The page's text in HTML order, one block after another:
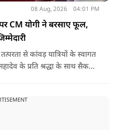
08 Aug, 2026 04:01 PM
CM योगी ने बरसाए फूल,
से कांवड़ यात्रियों के स्वागत
के प्रति श्रद्धा के साथ सैकड़ों
उठकर उनकी हर श्वांस शिव के नाम